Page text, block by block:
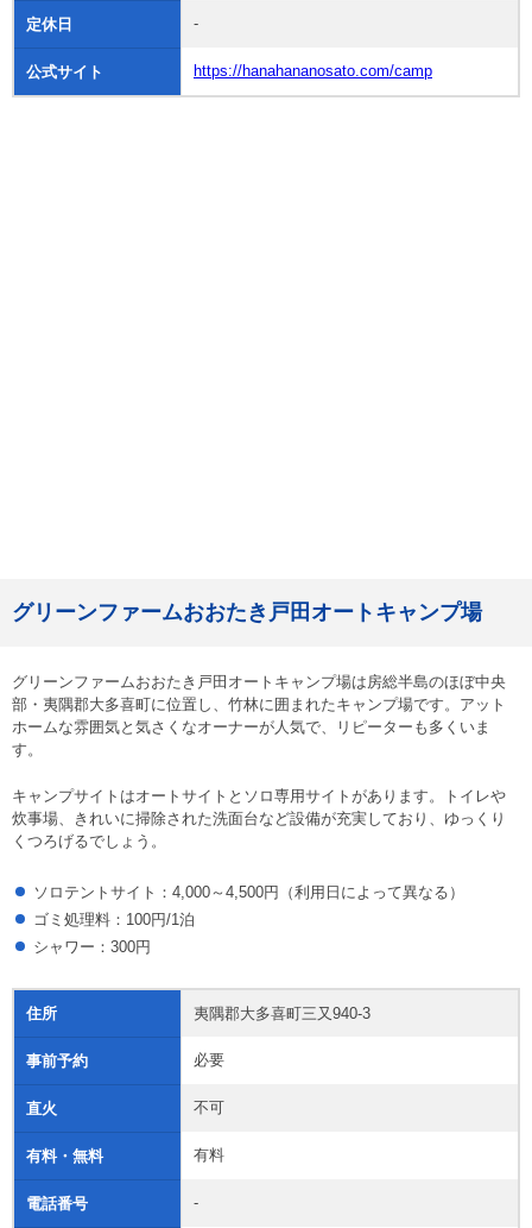
定休日 -
公式サイト https://hanahananosato.com/camp
グリーンファームおおたき戸田オートキャンプ場
グリーンファームおおたき戸田オートキャンプ場は房総半島のほぼ中央
部・夷隅郡大多喜町に位置し、竹林に囲まれたキャンプ場です。アット
ホームな雰囲気と気さくなオーナーが人気で、リピーターも多くいま
す。
キャンプサイトはオートサイトとソロ専用サイトがあります。トイレや
炊事場、きれいに掃除された洗面台など設備が充実しており、ゆっくり
くつろげるでしょう。
ソロテントサイト：4,000～4,500円（利用日によって異なる）
ゴミ処理料：100円/1泊
シャワー：300円
住所 夷隅郡大多喜町三又940-3
事前予約 必要
直火 不可
有料・無料 有料
電話番号 -